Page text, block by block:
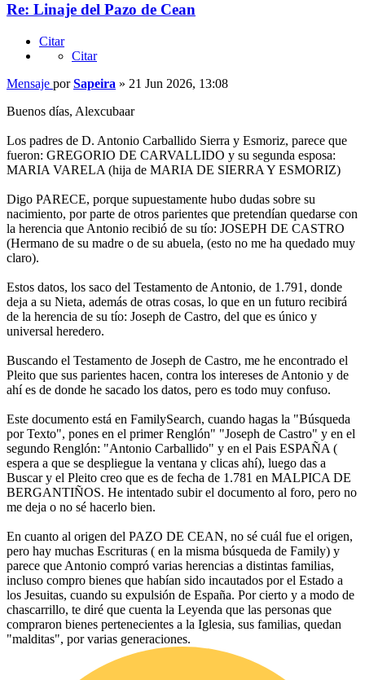
Re: Linaje del Pazo de Cean
Citar
Citar
Mensaje porSapeira » 21 Jun 2026, 13:08
Buenos días, Alexcubaar
Los padres de D. Antonio Carballido Sierra y Esmoriz, parece que
fueron: GREGORIO DE CARVALLIDO y su segunda esposa:
MARIA VARELA (hija de MARIA DE SIERRA Y ESMORIZ)
Digo PARECE, porque supuestamente hubo dudas sobre su
nacimiento, por parte de otros parientes que pretendían quedarse con
la herencia que Antonio recibió de su tío: JOSEPH DE CASTRO
(Hermano de su madre o de su abuela, (esto no me ha quedado muy
claro).
Estos datos, los saco del Testamento de Antonio, de 1.791, donde
deja a su Nieta, además de otras cosas, lo que en un futuro recibirá
de la herencia de su tío: Joseph de Castro, del que es único y
universal heredero.
Buscando el Testamento de Joseph de Castro, me he encontrado el
Pleito que sus parientes hacen, contra los intereses de Antonio y de
ahí es de donde he sacado los datos, pero es todo muy confuso.
Este documento está en FamilySearch, cuando hagas la "Búsqueda
por Texto", pones en el primer Renglón" "Joseph de Castro" y en el
segundo Renglón: "Antonio Carballido" y en el Pais ESPAÑA (
espera a que se despliegue la ventana y clicas ahí), luego das a
Buscar y el Pleito creo que es de fecha de 1.781 en MALPICA DE
BERGANTIÑOS. He intentado subir el documento al foro, pero no
me deja o no sé hacerlo bien.
En cuanto al origen del PAZO DE CEAN, no sé cuál fue el origen,
pero hay muchas Escrituras ( en la misma búsqueda de Family) y
parece que Antonio compró varias herencias a distintas familias,
incluso compro bienes que habían sido incautados por el Estado a
los Jesuitas, cuando su expulsión de España. Por cierto y a modo de
chascarrillo, te diré que cuenta la Leyenda que las personas que
compraron bienes pertenecientes a la Iglesia, sus familias, quedan
"malditas", por varias generaciones.